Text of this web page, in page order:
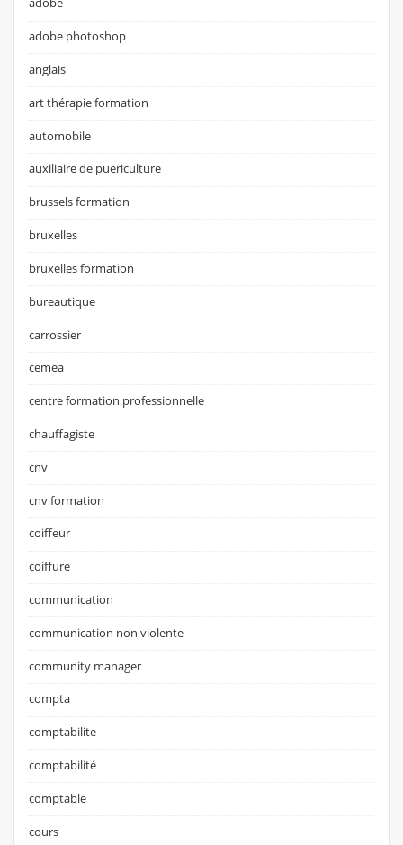
adobe photoshop
anglais
art thérapie formation
automobile
auxiliaire de puericulture
brussels formation
bruxelles
bruxelles formation
bureautique
carrossier
cemea
centre formation professionnelle
chauffagiste
cnv
cnv formation
coiffeur
coiffure
communication
communication non violente
community manager
compta
comptabilite
comptabilité
comptable
cours